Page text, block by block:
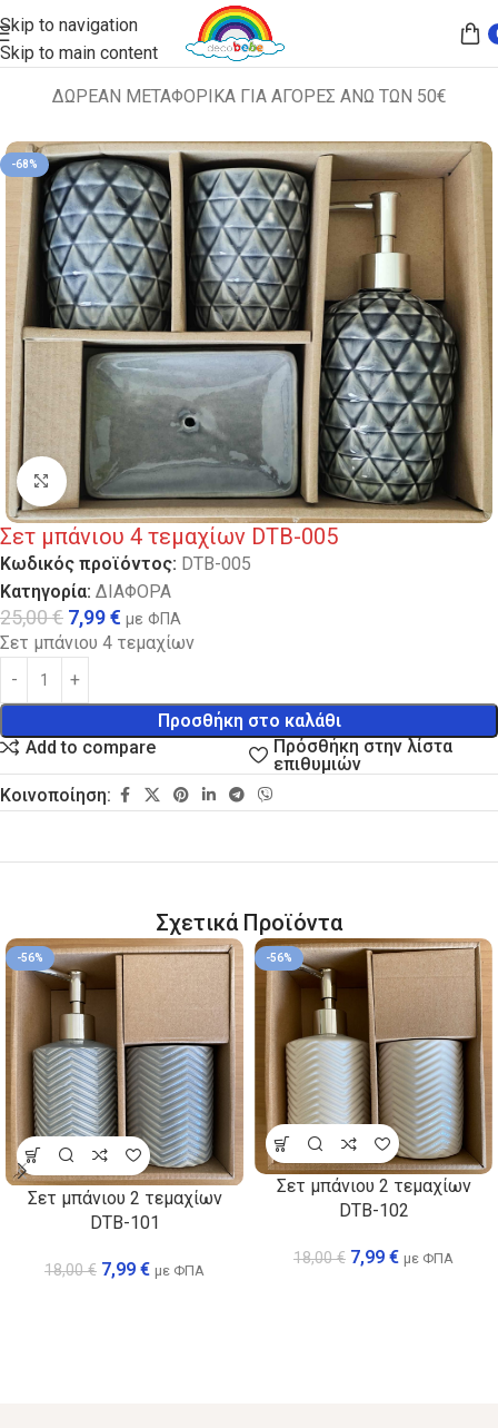
Skip to navigation
Skip to main content
ΔΩΡΕΑΝ ΜΕΤΑΦΟΡΙΚΑ ΓΙΑ ΑΓΟΡΕΣ ΑΝΩ ΤΩΝ 50€
Αρχική σελίδα ΔΙΑΦΟΡΑ
-68%
Κλικ για μεγέθυνση
Σετ μπάνιου 4 τεμαχίων DTB-005
Κωδικός προϊόντος: DTB-005
Κατηγορία: ΔΙΑΦΟΡΑ
25,00€ 7,99€ με ΦΠΑ
Σετ μπάνιου 4 τεμαχίων
Προσθήκη στο καλάθι
Add to compare
Πρόσθήκη στην λίστα
επιθυμιών
Κοινοποίηση:
Σχετικά Προϊόντα
-56%
Σετ μπάνιου 2 τεμαχίων
DTB-101
18,00€ 7,99 € με ΦΠΑ
-56%
Σετ μπάνιου 2 τεμαχίων
DTB-102
18,00€ 7,99 € με ΦΠΑ